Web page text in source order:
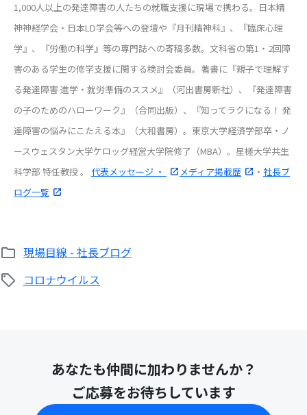
1,000人以上の発達障害の人たちの就職支援に現場で携わる。日本精
神神経学会・日本LD学会等への登壇や『月刊精神科』、『臨床心理
学』、『労働の科学』等の専門誌への寄稿多数。文科省の第1・2回障
害のある学生の修学支援に関する検討会委員。著書に『親子で理解す
る発達障害 進学・就労準備のススメ』（河出書房新社）、『発達障害
の子のためのハローワーク』（合同出版）、『知ってラクになる！ 発
達障害の悩みにこたえる本』（大和書房）。東京大学経済学部卒・ノ
ースウェスタン大学ケロッグ経営大学院修了（MBA）。星槎大学共生
科学部 特任教授 。 代表メッセージ ・ メディア掲載歴 ・ 社長ブ
ログ一覧
現場目線 - 社長ブログ
コロナウイルス
あなたも仲間に加わりませんか？
ご応募をお待ちしています